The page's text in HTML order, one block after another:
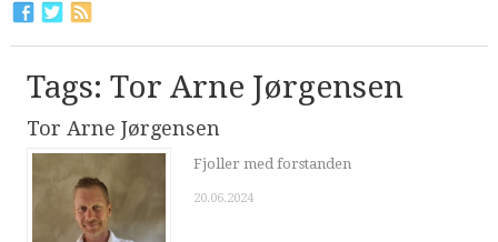
Tags: Tor Arne Jørgensen
Tor Arne Jørgensen
Fjoller med forstanden
20.06.2024